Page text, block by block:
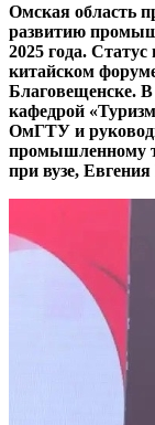
Омская область
развитию
2025 года.
китайском
Благовещенске.
кафедрой
ОмГТУ и
промышленному
при вузе,